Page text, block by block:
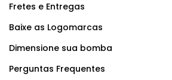
Fretes e Entregas
Baixe as Logomarcas
Dimensione sua bomba
Perguntas Frequentes